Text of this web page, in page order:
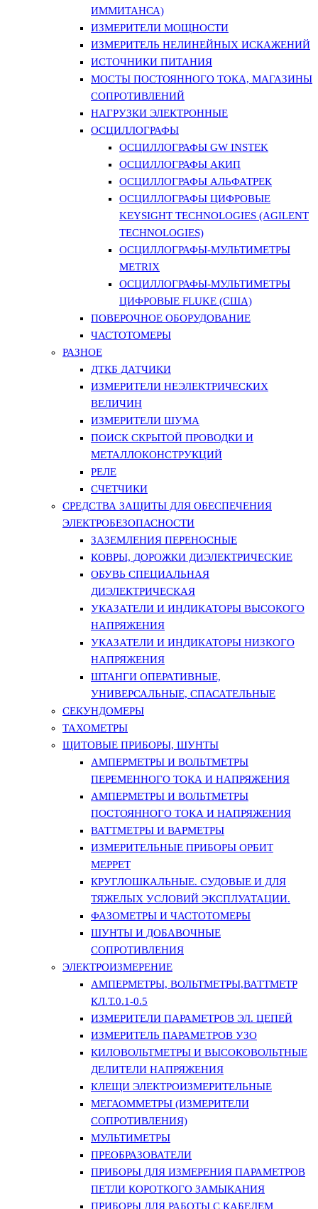
ИММИТАНСА)
ИЗМЕРИТЕЛИ МОЩНОСТИ
ИЗМЕРИТЕЛЬ НЕЛИНЕЙНЫХ ИСКАЖЕНИЙ
ИСТОЧНИКИ ПИТАНИЯ
МОСТЫ ПОСТОЯННОГО ТОКА, МАГАЗИНЫ
СОПРОТИВЛЕНИЙ
НАГРУЗКИ ЭЛЕКТРОННЫЕ
ОСЦИЛЛОГРАФЫ
ОСЦИЛЛОГРАФЫ GW INSTEK
ОСЦИЛЛОГРАФЫ АКИП
ОСЦИЛЛОГРАФЫ АЛЬФАТРЕК
ОСЦИЛЛОГРАФЫ ЦИФРОВЫЕ
KEYSIGHT TECHNOLOGIES (AGILENT
TECHNOLOGIES)
ОСЦИЛЛОГРАФЫ-МУЛЬТИМЕТРЫ
METRIX
ОСЦИЛЛОГРАФЫ-МУЛЬТИМЕТРЫ
ЦИФРОВЫЕ FLUKE (США)
ПОВЕРОЧНОЕ ОБОРУДОВАНИЕ
ЧАСТОТОМЕРЫ
РАЗНОЕ
ДТКБ ДАТЧИКИ
ИЗМЕРИТЕЛИ НЕЭЛЕКТРИЧЕСКИХ
ВЕЛИЧИН
ИЗМЕРИТЕЛИ ШУМА
ПОИСК СКРЫТОЙ ПРОВОДКИ И
МЕТАЛЛОКОНСТРУКЦИЙ
РЕЛЕ
СЧЕТЧИКИ
СРЕДСТВА ЗАЩИТЫ ДЛЯ ОБЕСПЕЧЕНИЯ
ЭЛЕКТРОБЕЗОПАСНОСТИ
ЗАЗЕМЛЕНИЯ ПЕРЕНОСНЫЕ
КОВРЫ, ДОРОЖКИ ДИЭЛЕКТРИЧЕСКИЕ
ОБУВЬ СПЕЦИАЛЬНАЯ
ДИЭЛЕКТРИЧЕСКАЯ
УКАЗАТЕЛИ И ИНДИКАТОРЫ ВЫСОКОГО
НАПРЯЖЕНИЯ
УКАЗАТЕЛИ И ИНДИКАТОРЫ НИЗКОГО
НАПРЯЖЕНИЯ
ШТАНГИ ОПЕРАТИВНЫЕ,
УНИВЕРСАЛЬНЫЕ, СПАСАТЕЛЬНЫЕ
СЕКУНДОМЕРЫ
ТАХОМЕТРЫ
ЩИТОВЫЕ ПРИБОРЫ, ШУНТЫ
АМПЕРМЕТРЫ И ВОЛЬТМЕТРЫ
ПЕРЕМЕННОГО ТОКА И НАПРЯЖЕНИЯ
АМПЕРМЕТРЫ И ВОЛЬТМЕТРЫ
ПОСТОЯННОГО ТОКА И НАПРЯЖЕНИЯ
ВАТТМЕТРЫ И ВАРМЕТРЫ
ИЗМЕРИТЕЛЬНЫЕ ПРИБОРЫ ОРБИТ
МЕРРЕТ
КРУГЛОШКАЛЬНЫЕ. СУДОВЫЕ И ДЛЯ
ТЯЖЕЛЫХ УСЛОВИЙ ЭКСПЛУАТАЦИИ.
ФАЗОМЕТРЫ И ЧАСТОТОМЕРЫ
ШУНТЫ И ДОБАВОЧНЫЕ
СОПРОТИВЛЕНИЯ
ЭЛЕКТРОИЗМЕРЕНИЕ
АМПЕРМЕТРЫ, ВОЛЬТМЕТРЫ,ВАТТМЕТР
КЛ.Т.0.1-0.5
ИЗМЕРИТЕЛИ ПАРАМЕТРОВ ЭЛ. ЦЕПЕЙ
ИЗМЕРИТЕЛЬ ПАРАМЕТРОВ УЗО
КИЛОВОЛЬТМЕТРЫ И ВЫСОКОВОЛЬТНЫЕ
ДЕЛИТЕЛИ НАПРЯЖЕНИЯ
КЛЕЩИ ЭЛЕКТРОИЗМЕРИТЕЛЬНЫЕ
МЕГАОММЕТРЫ (ИЗМЕРИТЕЛИ
СОПРОТИВЛЕНИЯ)
МУЛЬТИМЕТРЫ
ПРЕОБРАЗОВАТЕЛИ
ПРИБОРЫ ДЛЯ ИЗМЕРЕНИЯ ПАРАМЕТРОВ
ПЕТЛИ КОРОТКОГО ЗАМЫКАНИЯ
ПРИБОРЫ ДЛЯ РАБОТЫ С КАБЕЛЕМ